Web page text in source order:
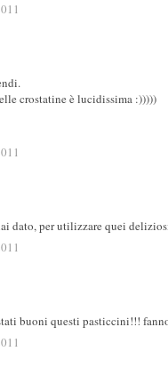
crostatine è lucidissima :)))))
dato, per utilizzare quei
buoni questi pasticcini!!!